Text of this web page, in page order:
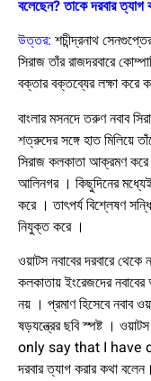
বলেছেন? তাকে দরবার ত্যাগ
উত্তর: শচীন্দ্রনাথ
সিরাজ তাঁর রাজদরবারে
বক্তার বক্তব্যের লক্ষা করে
বাংলার মসনদে তরুণ নবাব
শত্রুদের সঙ্গে হাত মিলিয়ে
সিরাজ কলকাতা আক্রমণ
আলিনগর । কিছুদিনের
করে । তাৎপর্য বিশ্লেষণ
নিযুক্ত করে ।
ওয়াটস নবাবের দরবারে
কলকাতায় ইংরেজদের
নয় । প্রমাণ হিসেবে নবাব
ষড়যন্ত্রের ছবি স্পষ্ট ।
only say that I have
দরবার ত্যাগ করার কথা বলেন।